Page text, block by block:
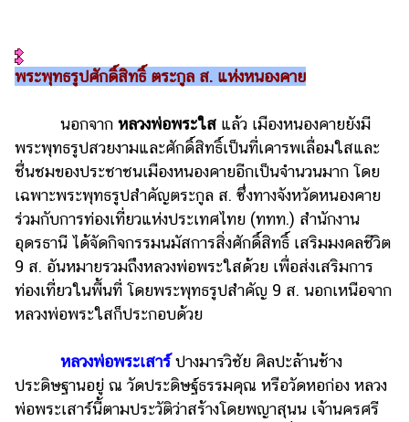
พระพุทธรูปศักดิ์สิทธิ์ ตระกูล ส. แห่งหนองคาย
นอกจาก หลวงพ่อพระใส แล้ว เมืองหนองคายยังมี
พระพุทธรูปสวยงามและศักดิ์สิทธิ์เป็นที่เคารพเลื่อมใสและ
ชื่นชมของประชาชนเมืองหนองคายอีกเป็นจำนวนมาก โดย
เฉพาะพระพุทธรูปสำคัญตระกูล ส. ซึ่งทางจังหวัดหนองคาย
ร่วมกับการท่องเที่ยวแห่งประเทศไทย (ททท.) สำนักงาน
อุดรธานี ได้จัดกิจกรรมนมัสการสิ่งศักดิ์สิทธิ์ เสริมมงคลชีวิต
9 ส. อันหมายรวมถึงหลวงพ่อพระใสด้วย เพื่อส่งเสริมการ
ท่องเที่ยวในพื้นที่ โดยพระพุทธรูปสำคัญ 9 ส. นอกเหนือจาก
หลวงพ่อพระใสก็ประกอบด้วย
หลวงพ่อพระเสาร์ ปางมารวิชัย ศิลปะล้านช้าง
ประดิษฐานอยู่ ณ วัดประดิษฐ์ธรรมคุณ หรือวัดหอก่อง หลวง
พ่อพระเสาร์นี้ตามประวัติว่าสร้างโดยพญาสุนน เจ้านครศรี